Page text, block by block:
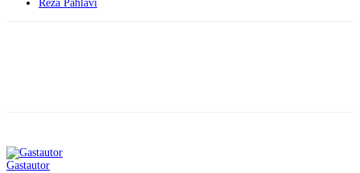
Reza Pahlavi
Gastautor